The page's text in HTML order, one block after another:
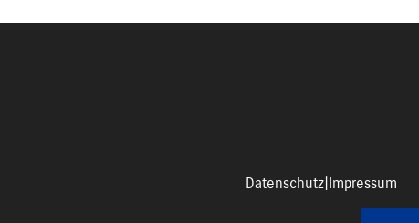
Datenschutz Impressum